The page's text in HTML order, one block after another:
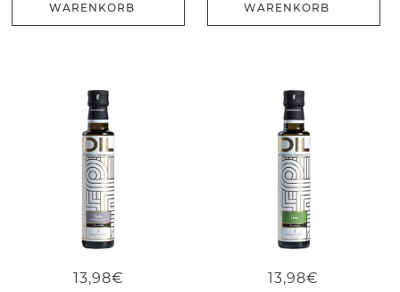
WARENKORB
WARENKORB
13,98€ 13,98€